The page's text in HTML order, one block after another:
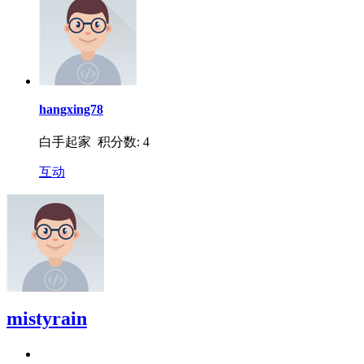
hangxing78
白手起家 积分数: 4
互动
mistyrain